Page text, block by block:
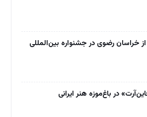
۲ عکاس از خراسان رضوی در جشنواره بین‌المللی
در باغ‌موزه‌ هنر ایرانی